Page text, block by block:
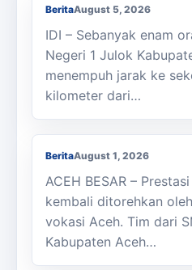
BeritaAugust 5, 2026
IDI – Sebanyak enam
Negeri 1 Julok
menempuh jarak ke
kilometer dari…
Membanggakan, Siswa
Raih Juara LKS
BeritaAugust 1, 2026
ACEH BESAR –
kembali ditorehkan
vokasi Aceh. Tim dari
Kabupaten Aceh…
Kasi Cabdisdik
Antar Tugas Kepala